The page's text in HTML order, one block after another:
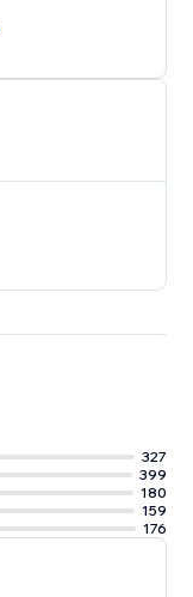
327
399
180
159
176